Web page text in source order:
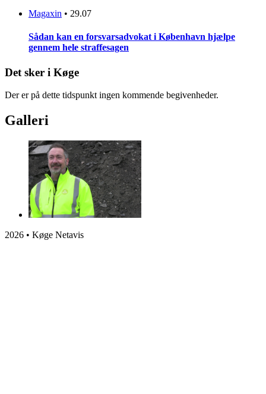
Magaxin • 29.07
Sådan kan en forsvarsadvokat i København hjælpe
gennem hele straffesagen
Det sker i Køge
Der er på dette tidspunkt ingen kommende begivenheder.
Galleri
2026 • Køge Netavis